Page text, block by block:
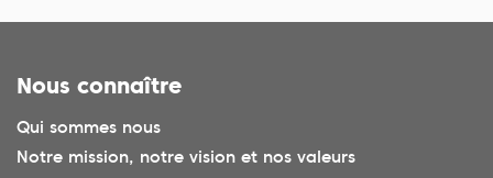
Nous connaître
Qui sommes nous
Notre mission, notre vision et nos valeurs